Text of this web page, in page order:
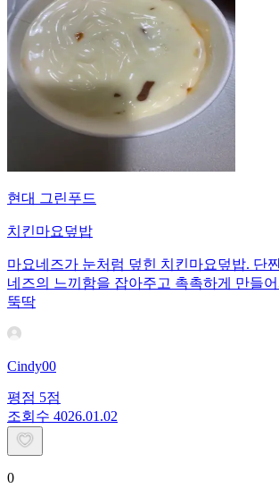
현대 그린푸드
치킨마요덮밥
마요네즈가 눈처럼 덮힌 치킨마요덮밥. 단
네즈의 느끼함을 잡아주고 촉촉하게 만들
뚝딱
Cindy00
평점 5점
조회수 4026.01.02
0